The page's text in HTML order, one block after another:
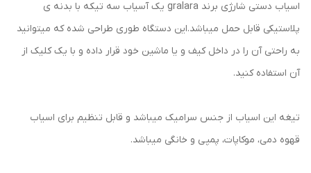
اسیاب دستی شارژی برند gralara یک آسیاب سه تیکه با بدنه ی
پلاستیکی قابل حمل میباشد.این دستگاه طوری طراحی شده که میتوانید
به راحتی آن را در داخل کیف و یا ماشین خود قرار داده و با یک کلیک از
آن استفاده کنید.
تیغه این اسیاب از جنس سرامیک میباشد و قابل تنظیم برای اسیاب
قهوه دمی، موکاپات، پمپی و خانگی میباشد.